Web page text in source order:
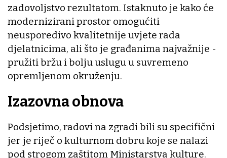
zadovoljstvo rezultatom. Istaknuto je kako će
modernizirani prostor omogućiti
neusporedivo kvalitetnije uvjete rada
djelatnicima, ali što je građanima najvažnije -
pružiti bržu i bolju uslugu u suvremeno
opremljenom okruženju.
Izazovna obnova
Podsjetimo, radovi na zgradi bili su specifični
jer je riječ o kulturnom dobru koje se nalazi
pod strogom zaštitom Ministarstva kulture.